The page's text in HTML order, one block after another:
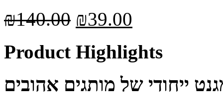
₪140.00 ₪39.00
Product Highlights